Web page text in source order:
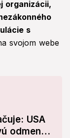
organizácii,
s
svojom webe
USA
odmenu